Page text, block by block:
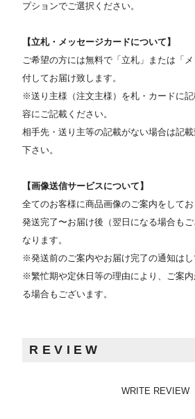
プションでご選択ください。
【立札・メッセージカードについて】
ご希望の方には無料で「立札」または「
付してお届け致します。
※送り主様（注文主様）を札・カードに
容にご記載ください。
相手先・送り主等の記載がない場合は記
下さい。
【画像送信サービスについて】
全てのお客様に商品画像のご案内をしてお
発送完了〜お届け後（翌日になる場合も
なります。
※発送前のご案内やお届け完了の通知はし
※繁忙期や定休日等の理由により、ご案
る場合もございます。
REVIEW
WRITE REVIEW